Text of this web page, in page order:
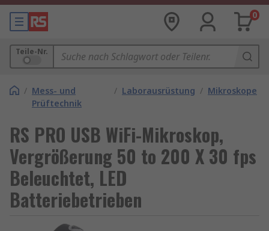
0
Teile-Nr.
/ Mess- und
Prüftechnik
/ Laborausrüstung / Mikroskope
RS PRO USB WiFi-Mikroskop,
Vergrößerung 50 to 200 X 30 fps
Beleuchtet, LED
Batteriebetrieben